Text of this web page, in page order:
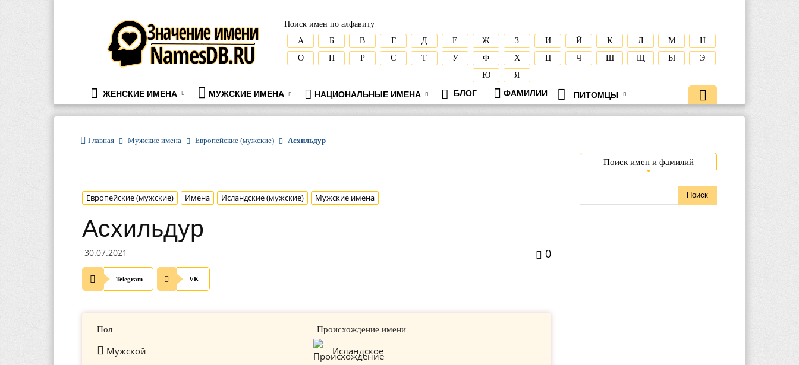
namesdb.ru
Поиск имен по алфавиту
А
Б В Г Д Е Ж З И Й К Л М
Н
О
П Р С Т У Ф Х Ц Ч Ш Щ Ы
Э
Ю
Я
ЖЕНСКИЕ ИМЕНА МУЖСКИЕ ИМЕНА НАЦИОНАЛЬНЫЕ ИМЕНА БЛОГ ФАМИЛИИ ПИТОМЦЫ
Главная Мужские имена Европейские (мужские) Асхильдур
Европейские (мужские) Имена Исландские (мужские) Мужские имена
Асхильдур
30.07.2021 0
Telegram VK
Пол
Мужской
Происхождение имени
Исландское
Поиск имен и фамилий